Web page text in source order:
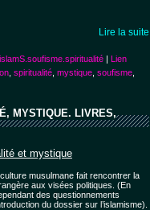
Lire la suite
| Lien
spiritualité mystique soufisme
MYSTIQUE. LIVRES,
et mystique
musulmane fait rencontrer la
aux visées politiques. (En
des questionnements
du dossier sur l’islamisme).